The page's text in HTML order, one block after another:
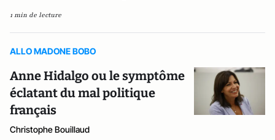
1 min de lecture
ALLO MADONE BOBO
Anne Hidalgo ou le symptôme
éclatant du mal politique
français
Christophe Bouillaud